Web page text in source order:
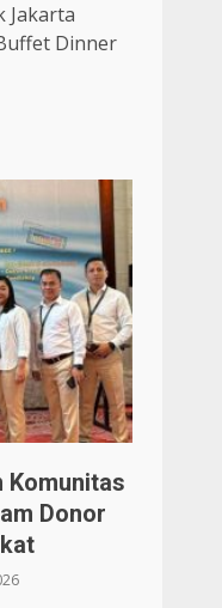
Jakarta
Dinner
Komunitas
Donor